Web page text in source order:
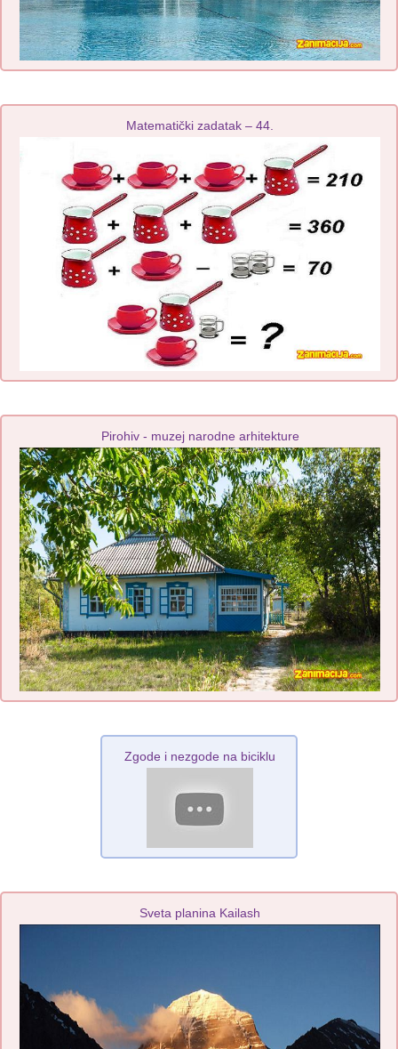
Matematički zadatak – 44.
Pirohiv - muzej narodne arhіtekture
Zgode i nezgode na biciklu
Sveta planina Kailash